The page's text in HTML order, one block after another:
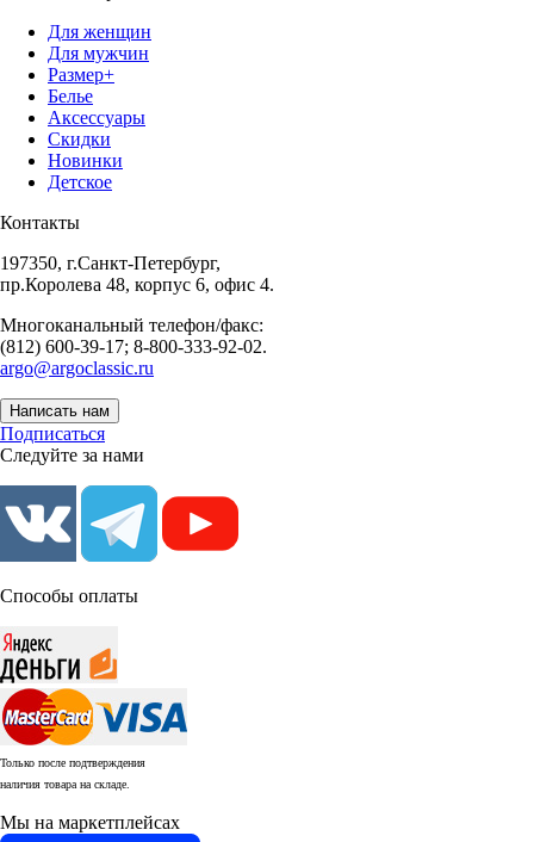
Для женщин
Для мужчин
Размер+
Белье
Аксессуары
Скидки
Новинки
Детское
Контакты
197350, г.Санкт-Петербург,
пр.Королева 48, корпус 6, офис 4.
Многоканальный телефон/факс:
(812) 600-39-17; 8-800-333-92-02.
argo@argoclassic.ru
Написать нам
Подписаться
Следуйте за нами
Способы оплаты
Только после подтверждения
наличия товара на складе.
Мы на маркетплейсах